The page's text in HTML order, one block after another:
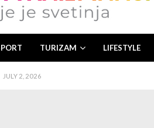
TURIZAM LIFESTYLE
2, 2026
JULY 2, 2026